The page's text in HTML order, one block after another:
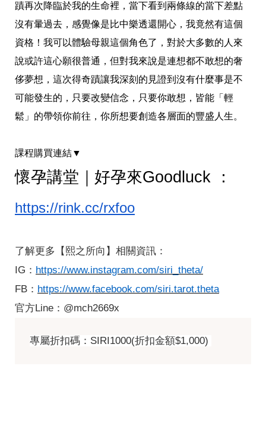
蹟再次降臨於我的生命裡，當下看到兩條線的當下差點
沒有暈過去，感覺像是比中樂透還開心，我竟然有這個
資格！我可以體驗母親這個角色了，對於大多數的人來
說或許這心願很普通，但對我來說是連想都不敢想的奢
侈夢想，這次得奇蹟讓我深刻的見證到沒有什麼事是不
可能發生的，只要改變信念，只要你敢想，皆能「輕
鬆」的帶領你前往，你所想要創造各層面的豐盛人生。
課程購買連結▼
懷孕講堂｜好孕來Goodluck ：
https://rink.cc/rxfoo
了解更多【熙之所向】相關資訊：
IG ： https://www.instagram.com/siri_theta/
FB ： https://www.facebook.com/siri.tarot.theta
官方Line：@mch2669x
專屬折扣碼：SIRI1000(折扣金額$1,000)